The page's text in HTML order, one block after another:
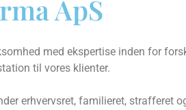
ApS
med ekspertise inden for
til vores klienter.
erhvervsret, familieret, strafferet